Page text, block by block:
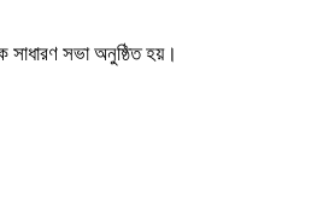
সাধারণ সভা অনুষ্ঠিত হয়।